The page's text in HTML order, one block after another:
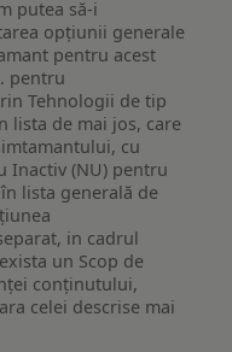
putea să-i
opțiunii generale
pentru acest
pentru
Tehnologii de tip
lista de mai jos, care
cu
Inactiv (NU) pentru
lista generală de
in cadrul
un Scop de
conținutului,
celei descrise mai